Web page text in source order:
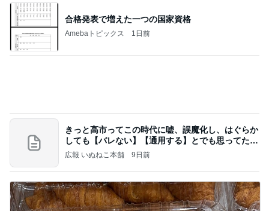
合格発表で増えた一つの国家資格
Amebaトピックス 1日前
きっと高市ってこの時代に嘘、誤魔化し、はぐらか
しても【バレない】【通用する】とでも思ってたん
だろ
広報 いぬねこ本舗 9日前